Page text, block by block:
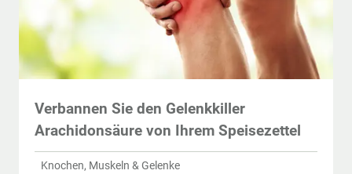
Verbannen Sie den Gelenkkiller
Arachidonsäure von Ihrem Speisezettel
Knochen, Muskeln & Gelenke